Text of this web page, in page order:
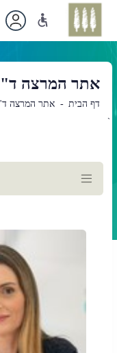
אתר המרצה
דף הבית אתר המרצה
`
תוכן
ראשי